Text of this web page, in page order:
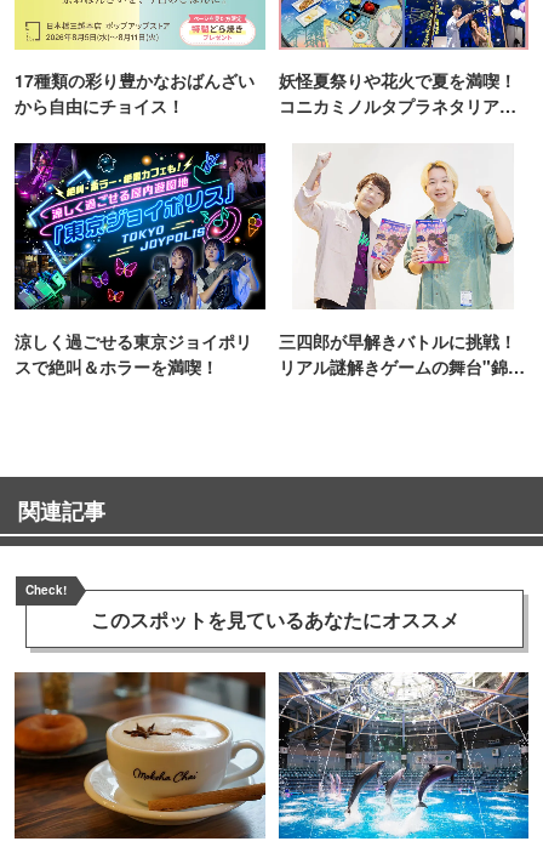
17種類の彩り豊かなおばんざい
から自由にチョイス！
妖怪夏祭りや花火で夏を満喫！
コニカミノルタプラネタリア
涼しく過ごせる東京ジョイポリ
スで絶叫＆ホラーを満喫！
三四郎が早解きバトルに挑戦！
リアル謎解きゲームの舞台"錦糸
関連記事
Check!
このスポットを見ているあなたにオススメ